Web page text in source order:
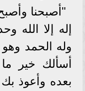
"أصبحنا
إله إلا الله
وله الحمد
أسألك خير
بعده وأعوذ